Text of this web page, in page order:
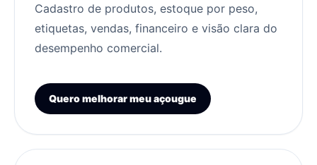
Cadastro de produtos, estoque por peso,
etiquetas, vendas, financeiro e visão clara do
desempenho comercial.
Quero melhorar meu açougue